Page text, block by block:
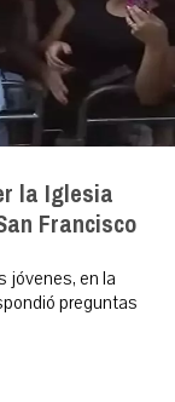
la Iglesia
Francisco
jóvenes, en la
preguntas